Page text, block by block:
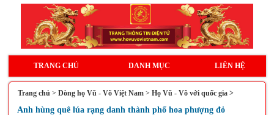
TRANG CHỦ DANH MỤC LIÊN HỆ
Trang chủ > Dòng họ Vũ - Võ Việt Nam> Họ Vũ - Võ với quốc gia >
Anh hùng quê lúa rạng danh thành phố hoa phượng đỏ